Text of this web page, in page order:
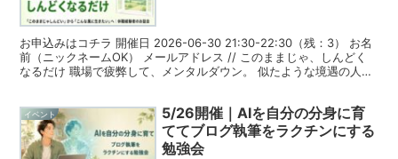
お申込みはコチラ 開催日 2026-06-30 21:30-22:30（残：3） お名
前（ニックネームOK） メールアドレス // このままじゃ、しんどく
なるだけ 職場で疲弊して、メンタルダウン。 似たような境遇の人が
イベント
5/26開催｜AIを自分の分身に育
ててブログ執筆をラクチンにする
勉強会